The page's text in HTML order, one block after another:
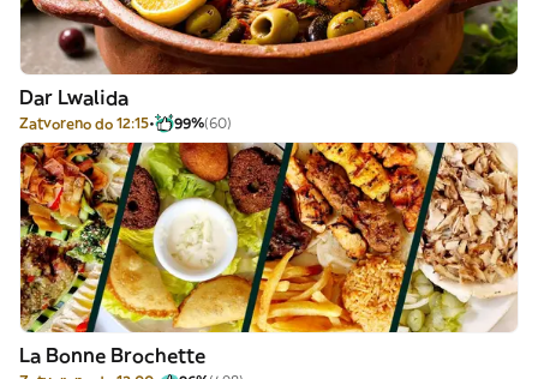
Dar Lwalida
Zatvoreno do 12:15 99%(60)
La Bonne Brochette